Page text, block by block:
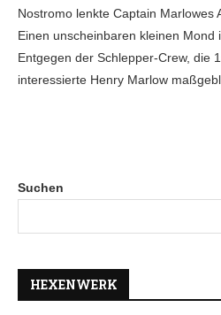
Nostromo lenkte Captain Marlowes
Einen unscheinbaren kleinen Mond
Entgegen der Schlepper-Crew, die
interessierte Henry Marlow
Suchen
HEXENWERK